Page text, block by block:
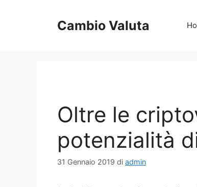
Cambio Valuta
Oltre le
potenzialità
31 Gennaio 2019 di admin